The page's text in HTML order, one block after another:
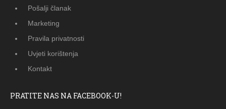
Pošalji članak
Marketing
Pravila privatnosti
Uvjeti korištenja
Kontakt
PRATITE NAS NA FACEBOOK-U!